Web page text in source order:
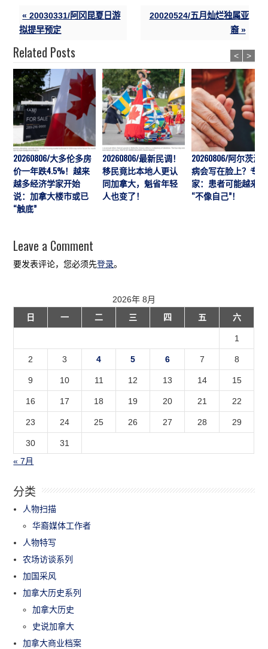
« 20030331/阿冈昆夏日游
拟提早预定
20020524/五月灿烂独属亚
裔 »
Related Posts
20260806/大多伦多房
价一年跌4.5%！越来
越多经济学家开始
说：加拿大楼市或已
“触底”
20260806/最新民调！
移民竟比本地人更认
同加拿大，魁省年轻
人也变了！
20260806/阿尔茨海
病会写在脸上？专
家：患者可能越来越
“不像自己”！
< >
Leave a Comment
要发表评论，您必须先登录。
2026年 8月
日
一 二 三 四 五 六
1
2 3 4 5 6 7 8
9 10 11 12 13 14 15
16 17 18 19 20 21 22
23 24 25 26 27 28 29
30
31
« 7月
分类
人物扫描
华裔媒体工作者
人物特写
农场访谈系列
加国采风
加拿大历史系列
加拿大历史
史说加拿大
加拿大商业档案